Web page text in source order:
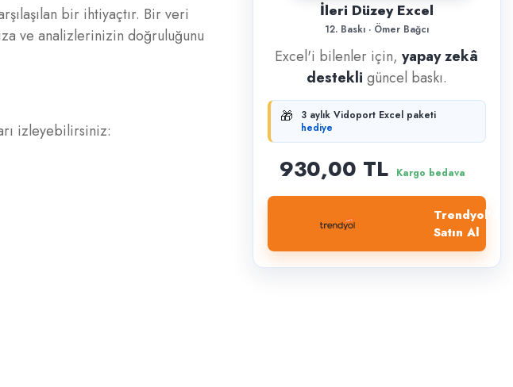
bir ihtiyaçtır. Bir veri
ve analizlerinizin doğruluğunu
izleyebilirsiniz:
İleri Düzey Excel
12. Baskı · Ömer Bağcı
Excel'i bilenler için,yapay zekâ
destekli güncel baskı.
🎁
3 aylık Vidoport Excel paketi
hediye
930,00 TL Kargo bedava
Trendyol'dan
Satın Al